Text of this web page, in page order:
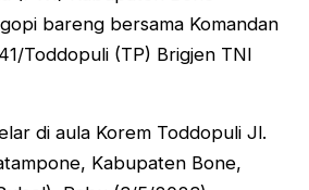
bareng bersama Komandan
Toddopuli (TP) Brigjen TNI
di aula Korem Toddopuli Jl.
Kabupaten Bone,